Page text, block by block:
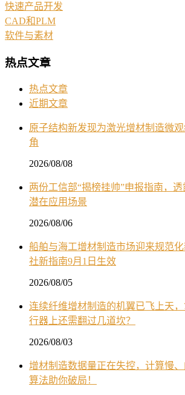
快速产品开发
CAD和PLM
软件与素材
热点文章
热点文章
近期文章
原子结构新发现为激光增材制造微
角
2026/08/08
两份工信部“揭榜挂帅”申报指南，
潜在应用场景
2026/08/06
船舶与海工增材制造市场迎来规范
社新指南9月1日生效
2026/08/05
连续纤维增材制造的机翼已飞上天
行器上还需翻过几道坎？
2026/08/03
增材制造数据量正在失控，计算慢
算法助你破局！